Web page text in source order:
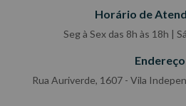
Horário de
Seg à Sex das 8h às 18h |
Endereço
Rua Auriverde, 1607 - Vila